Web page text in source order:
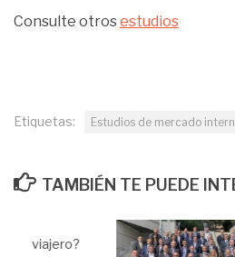
Consulte otrosestudios
Etiquetas: Estudios de mercado
TAMBIÉN TE PUEDE
del viajero?